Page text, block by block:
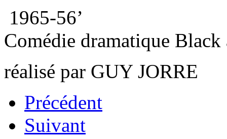
1965-56’
Comédie dramatique
réalisé par GUY JORRE
Précédent
Suivant